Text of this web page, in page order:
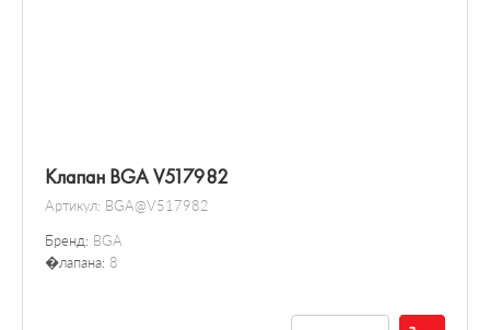
Клапан BGA V517982
Артикул: BGA@V517982
Бренд: BGA
�лапана: 8